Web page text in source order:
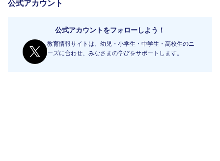
公式アカウント
公式アカウントをフォローしよう！
教育情報サイトは、幼児・小学生・中学生・高校生のニ
ーズに合わせ、みなさまの学びをサポートします。